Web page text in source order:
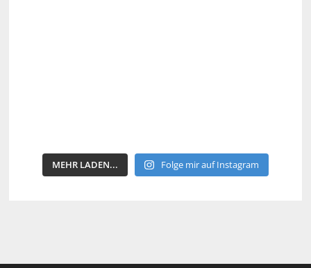
MEHR LADEN... Folge mir auf Instagram